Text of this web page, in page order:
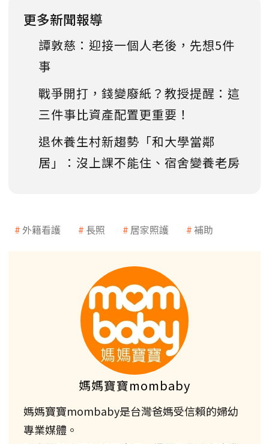
更多新聞報導
譚敦慈：迎接一個人老後，先想5件
事
戰爭開打，錢變廢紙？教授提醒：這
三件事比資產配置更重要！
退休養生村新趨勢「和大學當鄰
居」：沒上課不能住、宿舍變養老房
外籍看護 長照 居家照護 補助
媽媽寶寶mombaby
媽媽寶寶mombaby是台灣爸媽受信賴的婦幼
專業媒體。